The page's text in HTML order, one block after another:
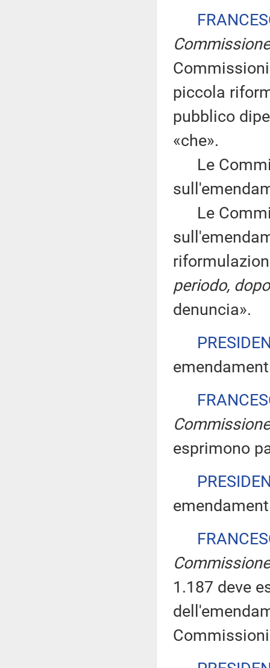
Commissione
piccola
pubblico
«che».
Le
Le
periodo,
denuncia».
Commissione
esprimono
Commissione
1.187 deve